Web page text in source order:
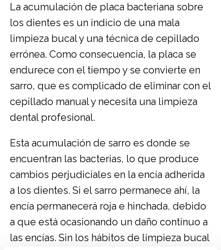
La acumulación de placa bacteriana sobre
los dientes es un indicio de una mala
limpieza bucal y una técnica de cepillado
errónea. Como consecuencia, la placa se
endurece con el tiempo y se convierte en
sarro, que es complicado de eliminar con el
cepillado manual y necesita una limpieza
dental profesional.
Esta acumulación de sarro es donde se
encuentran las bacterias, lo que produce
cambios perjudiciales en la encía adherida
a los dientes. Si el sarro permanece ahí, la
encía permanecerá roja e hinchada, debido
a que está ocasionando un daño continuo a
las encías. Sin los hábitos de limpieza bucal